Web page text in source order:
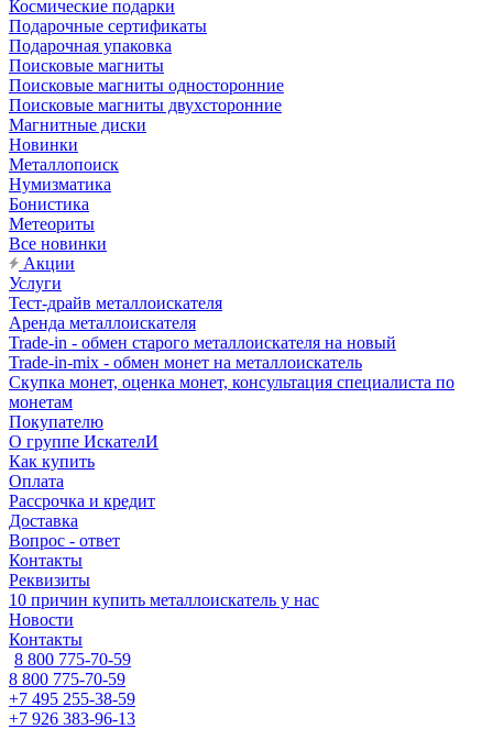
Космические подарки
Подарочные сертификаты
Подарочная упаковка
Поисковые магниты
Поисковые магниты односторонние
Поисковые магниты двухсторонние
Магнитные диски
Новинки
Металлопоиск
Нумизматика
Бонистика
Метеориты
Все новинки
Акции
Услуги
Тест-драйв металлоискателя
Аренда металлоискателя
Trade-in - обмен старого металлоискателя на новый
Trade-in-mix - обмен монет на металлоискатель
Скупка монет, оценка монет, консультация специалиста по
монетам
Покупателю
О группе ИскателИ
Как купить
Оплата
Рассрочка и кредит
Доставка
Вопрос - ответ
Контакты
Реквизиты
10 причин купить металлоискатель у нас
Новости
Контакты
8 800 775-70-59
8 800 775-70-59
+7 495 255-38-59
+7 926 383-96-13